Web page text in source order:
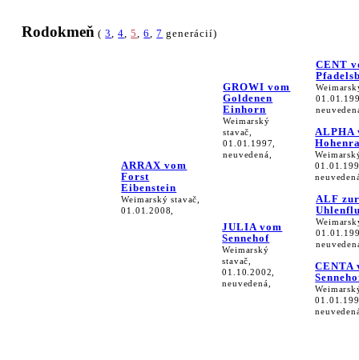
Rodokmeň (3,4,5,6,7 generácií)
ARRAX vom
Forst
Eibenstein
Weimarský stavač,
01.01.2008,
GROWI vom
Goldenen
Einhorn
Weimarský
stavač,
01.01.1997,
neuvedená,
CENT
ALPHA
JULIA vom
Sennehof
Weimarský
stavač,
01.10.2002,
neuvedená,
ALF
CENTA